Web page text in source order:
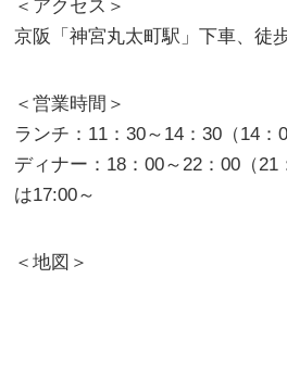
＜アクセス＞
京阪「神宮丸太町駅」下車、徒
＜営業時間＞
ランチ：11：30～14：30（14：
ディナー：18：00～22：00（
は17:00～
＜地図＞